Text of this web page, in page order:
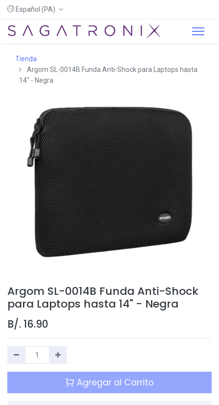
Español (PA)
Tienda
Argom SL-0014B Funda Anti-Shock para Laptops hasta
14" - Negra
Argom SL-0014B Funda Anti-Shock
para Laptops hasta 14" - Negra
B/. 16.90
Agregar al Carrito